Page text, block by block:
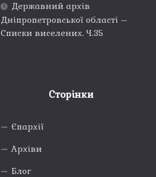
Державний архів
Дніпропетровської області –
Списки виселених. Ч.35
Сторінки
Єпархії
Архіви
Блог